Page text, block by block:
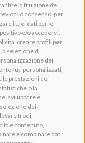
la fruizione dei
tuo consenso, per
i tuoi dati per le
e/o accedervi,
creare profili per
selezione di
dei
personalizzati,
le prestazioni dei
o la
sviluppare e
dei
frodi,
e contenuto,
e combinare dati
TRUSS